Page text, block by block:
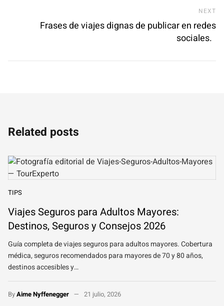
NEXT
Frases de viajes dignas de publicar en redes
sociales.
Related posts
TIPS
Viajes Seguros para Adultos Mayores:
Destinos, Seguros y Consejos 2026
Guía completa de viajes seguros para adultos mayores. Cobertura
médica, seguros recomendados para mayores de 70 y 80 años,
destinos accesibles y…
ByAime Nyffenegger 21 julio, 2026